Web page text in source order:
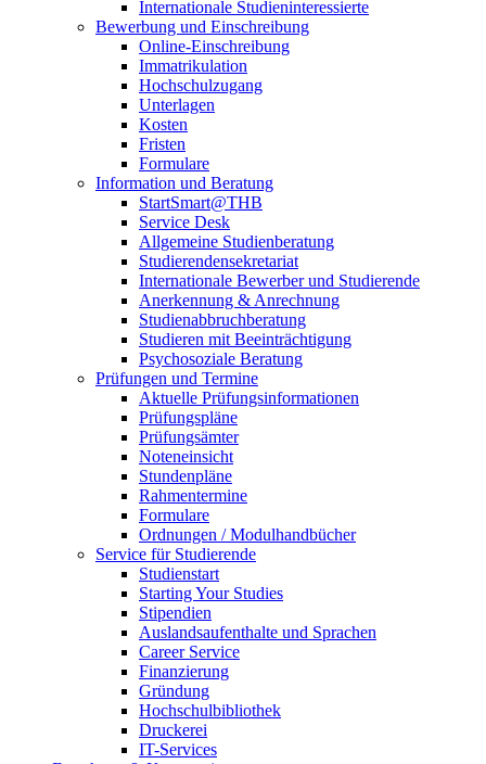
Internationale Studieninteressierte
Bewerbung und Einschreibung
Online-Einschreibung
Immatrikulation
Hochschulzugang
Unterlagen
Kosten
Fristen
Formulare
Information und Beratung
StartSmart@THB
Service Desk
Allgemeine Studienberatung
Studierendensekretariat
Internationale Bewerber und Studierende
Anerkennung & Anrechnung
Studienabbruchberatung
Studieren mit Beeinträchtigung
Psychosoziale Beratung
Prüfungen und Termine
Aktuelle Prüfungsinformationen
Prüfungspläne
Prüfungsämter
Noteneinsicht
Stundenpläne
Rahmentermine
Formulare
Ordnungen / Modulhandbücher
Service für Studierende
Studienstart
Starting Your Studies
Stipendien
Auslandsaufenthalte und Sprachen
Career Service
Finanzierung
Gründung
Hochschulbibliothek
Druckerei
IT-Services